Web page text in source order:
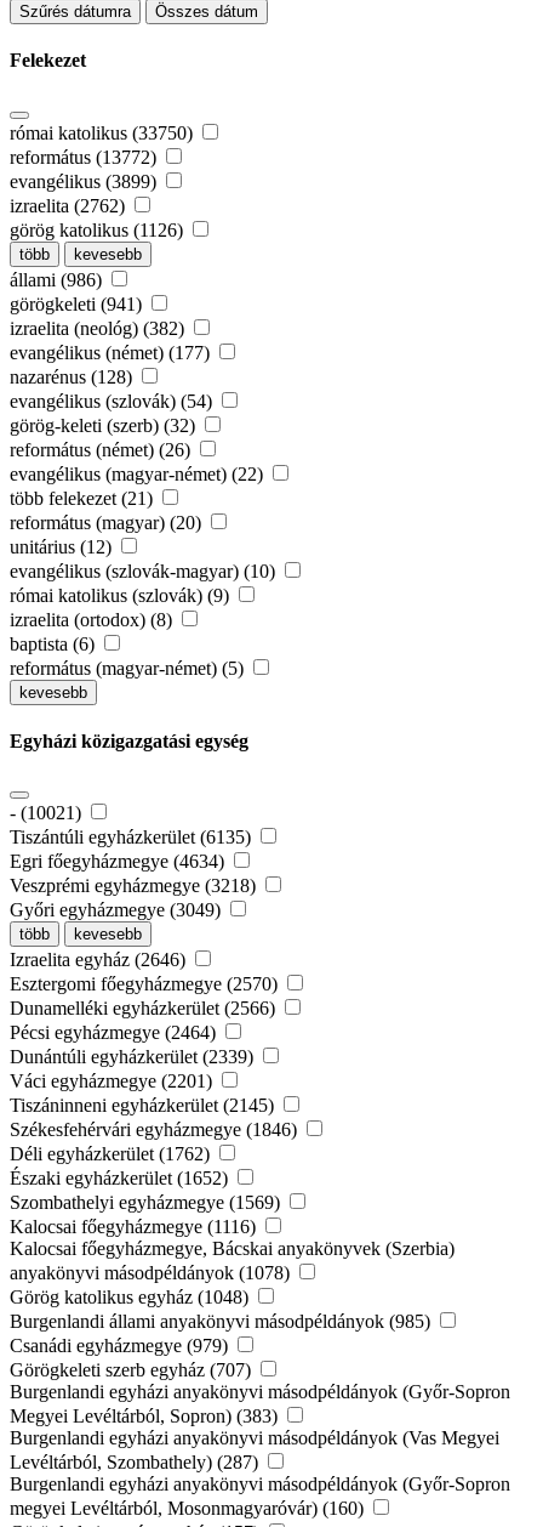
Szűrés dátumra Összes dátum
Felekezet
római katolikus (33750)
református (13772)
evangélikus (3899)
izraelita (2762)
görög katolikus (1126)
több kevesebb
állami (986)
görögkeleti (941)
izraelita (neológ) (382)
evangélikus (német) (177)
nazarénus (128)
evangélikus (szlovák) (54)
görög-keleti (szerb) (32)
református (német) (26)
evangélikus (magyar-német) (22)
több felekezet (21)
református (magyar) (20)
unitárius (12)
evangélikus (szlovák-magyar) (10)
római katolikus (szlovák) (9)
izraelita (ortodox) (8)
baptista (6)
református (magyar-német) (5)
kevesebb
Egyházi közigazgatási egység
- (10021)
Tiszántúli egyházkerület (6135)
Egri főegyházmegye (4634)
Veszprémi egyházmegye (3218)
Győri egyházmegye (3049)
több kevesebb
Izraelita egyház (2646)
Esztergomi főegyházmegye (2570)
Dunamelléki egyházkerület (2566)
Pécsi egyházmegye (2464)
Dunántúli egyházkerület (2339)
Váci egyházmegye (2201)
Tiszáninneni egyházkerület (2145)
Székesfehérvári egyházmegye (1846)
Déli egyházkerület (1762)
Északi egyházkerület (1652)
Szombathelyi egyházmegye (1569)
Kalocsai főegyházmegye (1116)
Kalocsai főegyházmegye, Bácskai anyakönyvek (Szerbia)
anyakönyvi másodpéldányok (1078)
Görög katolikus egyház (1048)
Burgenlandi állami anyakönyvi másodpéldányok (985)
Csanádi egyházmegye (979)
Görögkeleti szerb egyház (707)
Burgenlandi egyházi anyakönyvi másodpéldányok (Győr-Sopron
Megyei Levéltárból, Sopron) (383)
Burgenlandi egyházi anyakönyvi másodpéldányok (Vas Megyei
Levéltárból, Szombathely) (287)
Burgenlandi egyházi anyakönyvi másodpéldányok (Győr-Sopron
megyei Levéltárból, Mosonmagyaróvár) (160)